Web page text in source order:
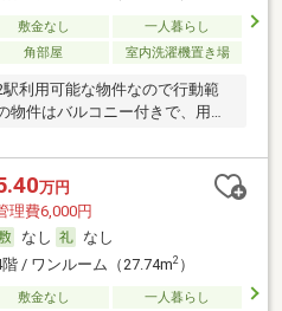
敷金なし
一人暮らし
角部屋 室内洗濯機置き場
利用可能な物件なので行動範
物件はバルコニー付きで、用途
万円
理費6,000円
なし
なし
/ ワンルーム（27.74m2）
敷金なし
一人暮らし